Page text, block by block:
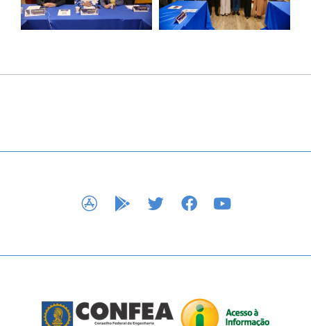
APP STOREGOOGLE PLAY
TWITTERFACEBOOK